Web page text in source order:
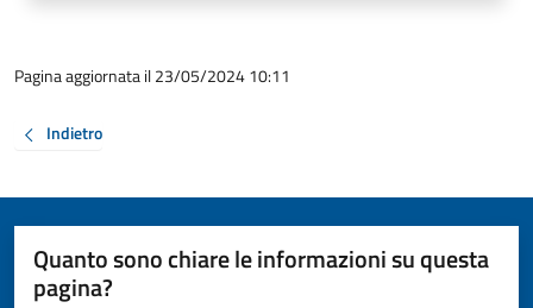
Pagina aggiornata il 23/05/2024 10:11
Indietro
Quanto sono chiare le informazioni su questa
pagina?